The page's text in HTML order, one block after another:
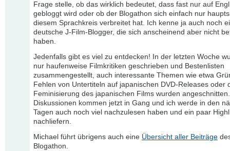
Frage stelle, ob das wirklich bedeutet, dass fast nur auf
gebloggt wird oder ob der Blogathon sich einfach nur
diesem Sprachkreis verbreitet hat. Ich kenne ja auch noch
deutsche J-Film-Blogger, die sich anscheinend aber nicht
haben.
Jedenfalls gibt es viel zu entdecken! In der letzten Woche
nur haufenweise Filmkritiken geschrieben und Bestenlisten
zusammengestellt, auch interessante Themen wie etwa
Fehlen von Untertiteln auf japanischen DVD-Releases oder
Feminisierung des japanischen Films wurden
Diskussionen kommen jetzt in Gang und ich werde in den
Tagen auch noch viel nachzulesen haben und ein paar
nachliefern.
Michael führt übrigens auch eine Übersicht aller Beiträge
Blogathon.